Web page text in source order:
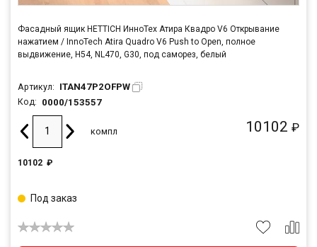
Фасадный ящик HETTICH ИнноТех Атира Квадро V6 Открывание
нажатием / InnoTech Atira Quadro V6 Push to Open, полное
выдвижение, H54, NL470, G30, под саморез, белый
Артикул: ITAN47P2OFPW
Код: 0000/153557
10102 ₽
компл
10102 ₽
Под заказ